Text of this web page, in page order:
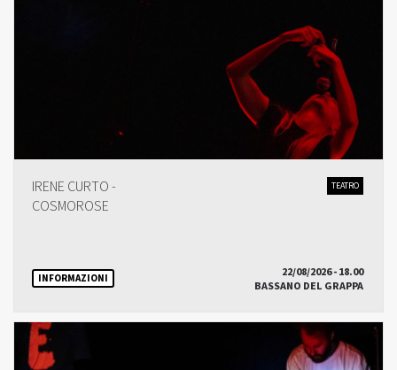
IRENE CURTO -
COSMOROSE
TEATRO
INFORMAZIONI
22/08/2026 - 18.00
BASSANO DEL GRAPPA